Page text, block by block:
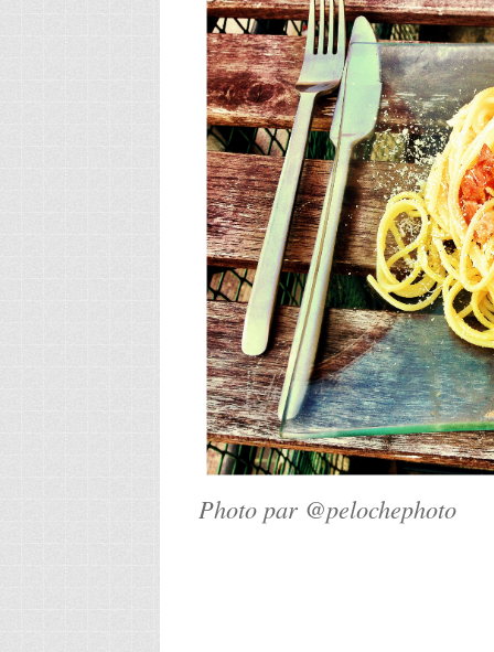
Photo par @pelochephoto